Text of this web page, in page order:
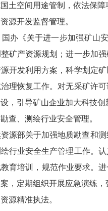
土空间用途管制，依法保
源开发监督管理。
《关于进一步加强矿山安
矿产资源规划；进一步加
开发利用方案，科学划定
理恢复工作。对无采矿许
，引导矿山企业加大科技
查、测绘行业安全管理。
源部关于加强地质勘查和
行业安全生产管理工作。
育培训，规范作业要求。
，定期组织开展应急演练，
源精准执法。